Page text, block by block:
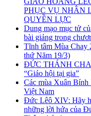
PHỤC VỤ NHÂN
QUYỀN LỰC
Dung mạo mục tử
bài giảng trong
Tĩnh tâm Mùa Chay
thứ Năm 19/3)
ĐỨC THÁNH CHA
“Giáo hội tại gia”
Các mùa Xuân
Việt Nam
Đức Lêô XIV: Hãy
những lời hứa của